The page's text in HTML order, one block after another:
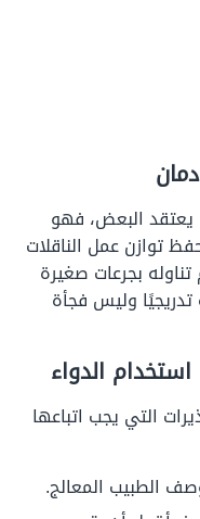
يعتقد البعض، فهو
توازن عمل الناقلات
بجرعات صغيرة
تدريجيًا وليس فجأة
الدواء
التي يجب اتباعها
الطبيب المعالج.